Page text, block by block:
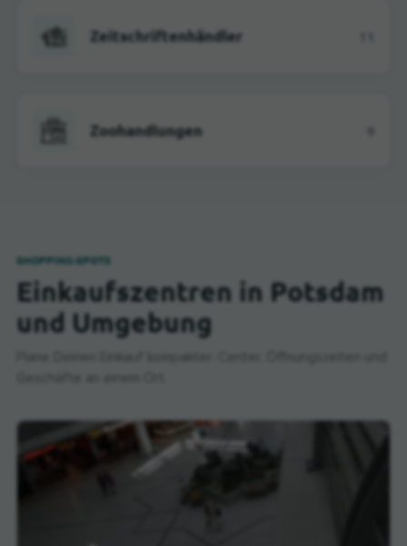
Zeitschriftenhändler
Zoohandlungen 9
SHOPPING-SPOTS
Einkaufszentren in Potsdam
und Umgebung